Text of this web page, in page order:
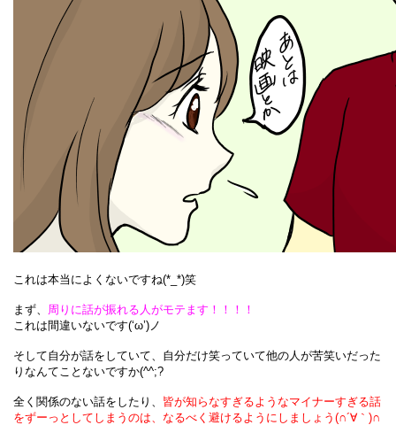
これは本当によくないですね(*_*)笑
まず、 周りに話が振れる人がモテます！！！！
これは間違いないです(‘ω’)ノ
そして自分が話をしていて、自分だけ笑っていて他の人が苦笑いだった
りなんてことないですか(^^;?
全く関係のない話をしたり、 皆が知らなすぎるようなマイナーすぎる話
をずーっとしてしまうのは、なるべく避けるようにしましょう(∩´∀｀)∩